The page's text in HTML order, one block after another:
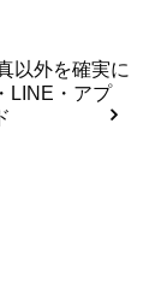
以外を確実に
LINE・アプ